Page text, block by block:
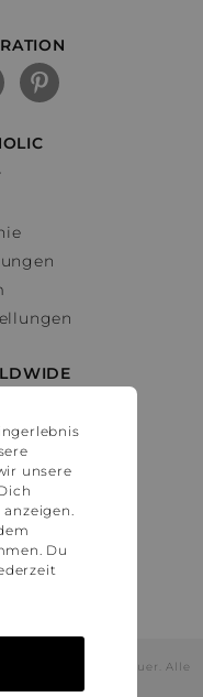
Mehrwertsteuer. Alle
unsere
Du